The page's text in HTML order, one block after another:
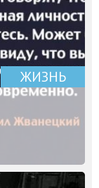
ЖИЗНЬ